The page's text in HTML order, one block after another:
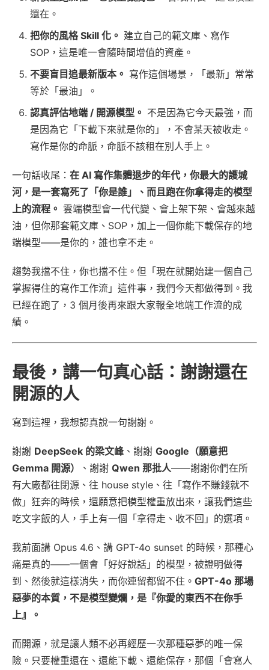
還在。
把你的風格 Skill 化。 建立自己的範文庫、寫作
SOP，這是唯一會隨時間增值的資產。
不要盲目追最新版本。 寫作這個場景，「最新」常常
等於「最油」。
認真評估地端 / 開源模型。 不是因為它今天最強，而
是因為它「下載下來就是你的」，不會某天被收走。
寫作是你的命脈，命脈不該租在別人手上。
一句話收尾： 在 AI 寫作集體退步的年代，你最大的護城
河，是一套寫死了「你是誰」、而且跑在你拿得走的模型
上的流程。 雲端模型會一代代變、會上架下架、會越來越
油，但你那套範文庫、SOP，加上一個你能下載保存的地
端模型——是你的，誰也拿不走。
趨勢我擋不住，你也擋不住。但「現在就開始建一個自己
掌握得住的寫作工作流」這件事，我們今天都做得到。我
已經在跑了，3 個月後再來跟大家報全地端工作流的成
績。
最後，講一句真心話：謝謝還在
開源的人
寫到這裡，我想認真說一句謝謝。
謝謝 DeepSeek 的梁文峰、謝謝 Google（願意把
Gemma 開源）
、謝謝 Qwen 那批人——謝謝你們在所
有大廠都往閉源、往 house style、往「寫作不賺錢就不
做」狂奔的時候，還願意把模型權重放出來，讓我們這些
吃文字飯的人，手上有一個「拿得走、收不回」的選項。
我前面講 Opus 4.6、講 GPT-4o sunset 的時候，那種心
痛是真的——一個會「好好說話」的模型，被證明做得
到、然後就這樣消失，而你連留都留不住。 GPT-4o 那場
惡夢的本質，不是模型變爛，是『你愛的東西不在你手
上』。
而開源，就是讓人類不必再經歷一次那種惡夢的唯一保
險。只要權重還在、還能下載、還能保存，那個「會寫人